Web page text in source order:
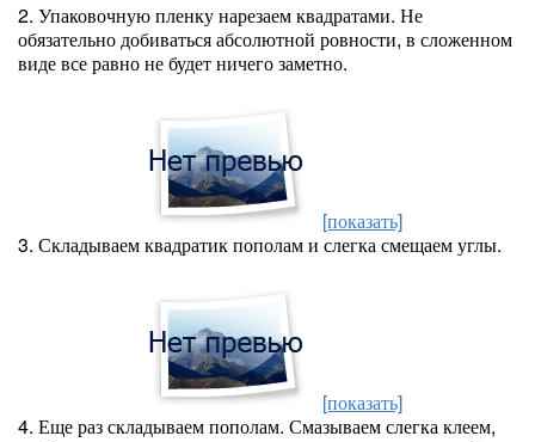
2. Упаковочную пленку нарезаем квадратами. Не
обязательно добиваться абсолютной ровности, в сложенном
виде все равно не будет ничего заметно.
[показать]
3. Складываем квадратик пополам и слегка смещаем углы.
[показать]
4. Еще раз складываем пополам. Смазываем слегка клеем,